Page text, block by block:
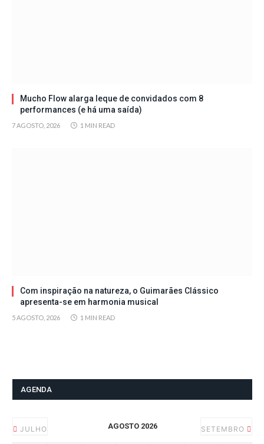
Mucho Flow alarga leque de convidados com 8
performances (e há uma saída)
7 AGOSTO, 2026 1 MIN READ
Com inspiração na natureza, o Guimarães Clássico
apresenta-se em harmonia musical
5 AGOSTO, 2026 1 MIN READ
AGENDA
JULHO AGOSTO 2026 SETEMBRO